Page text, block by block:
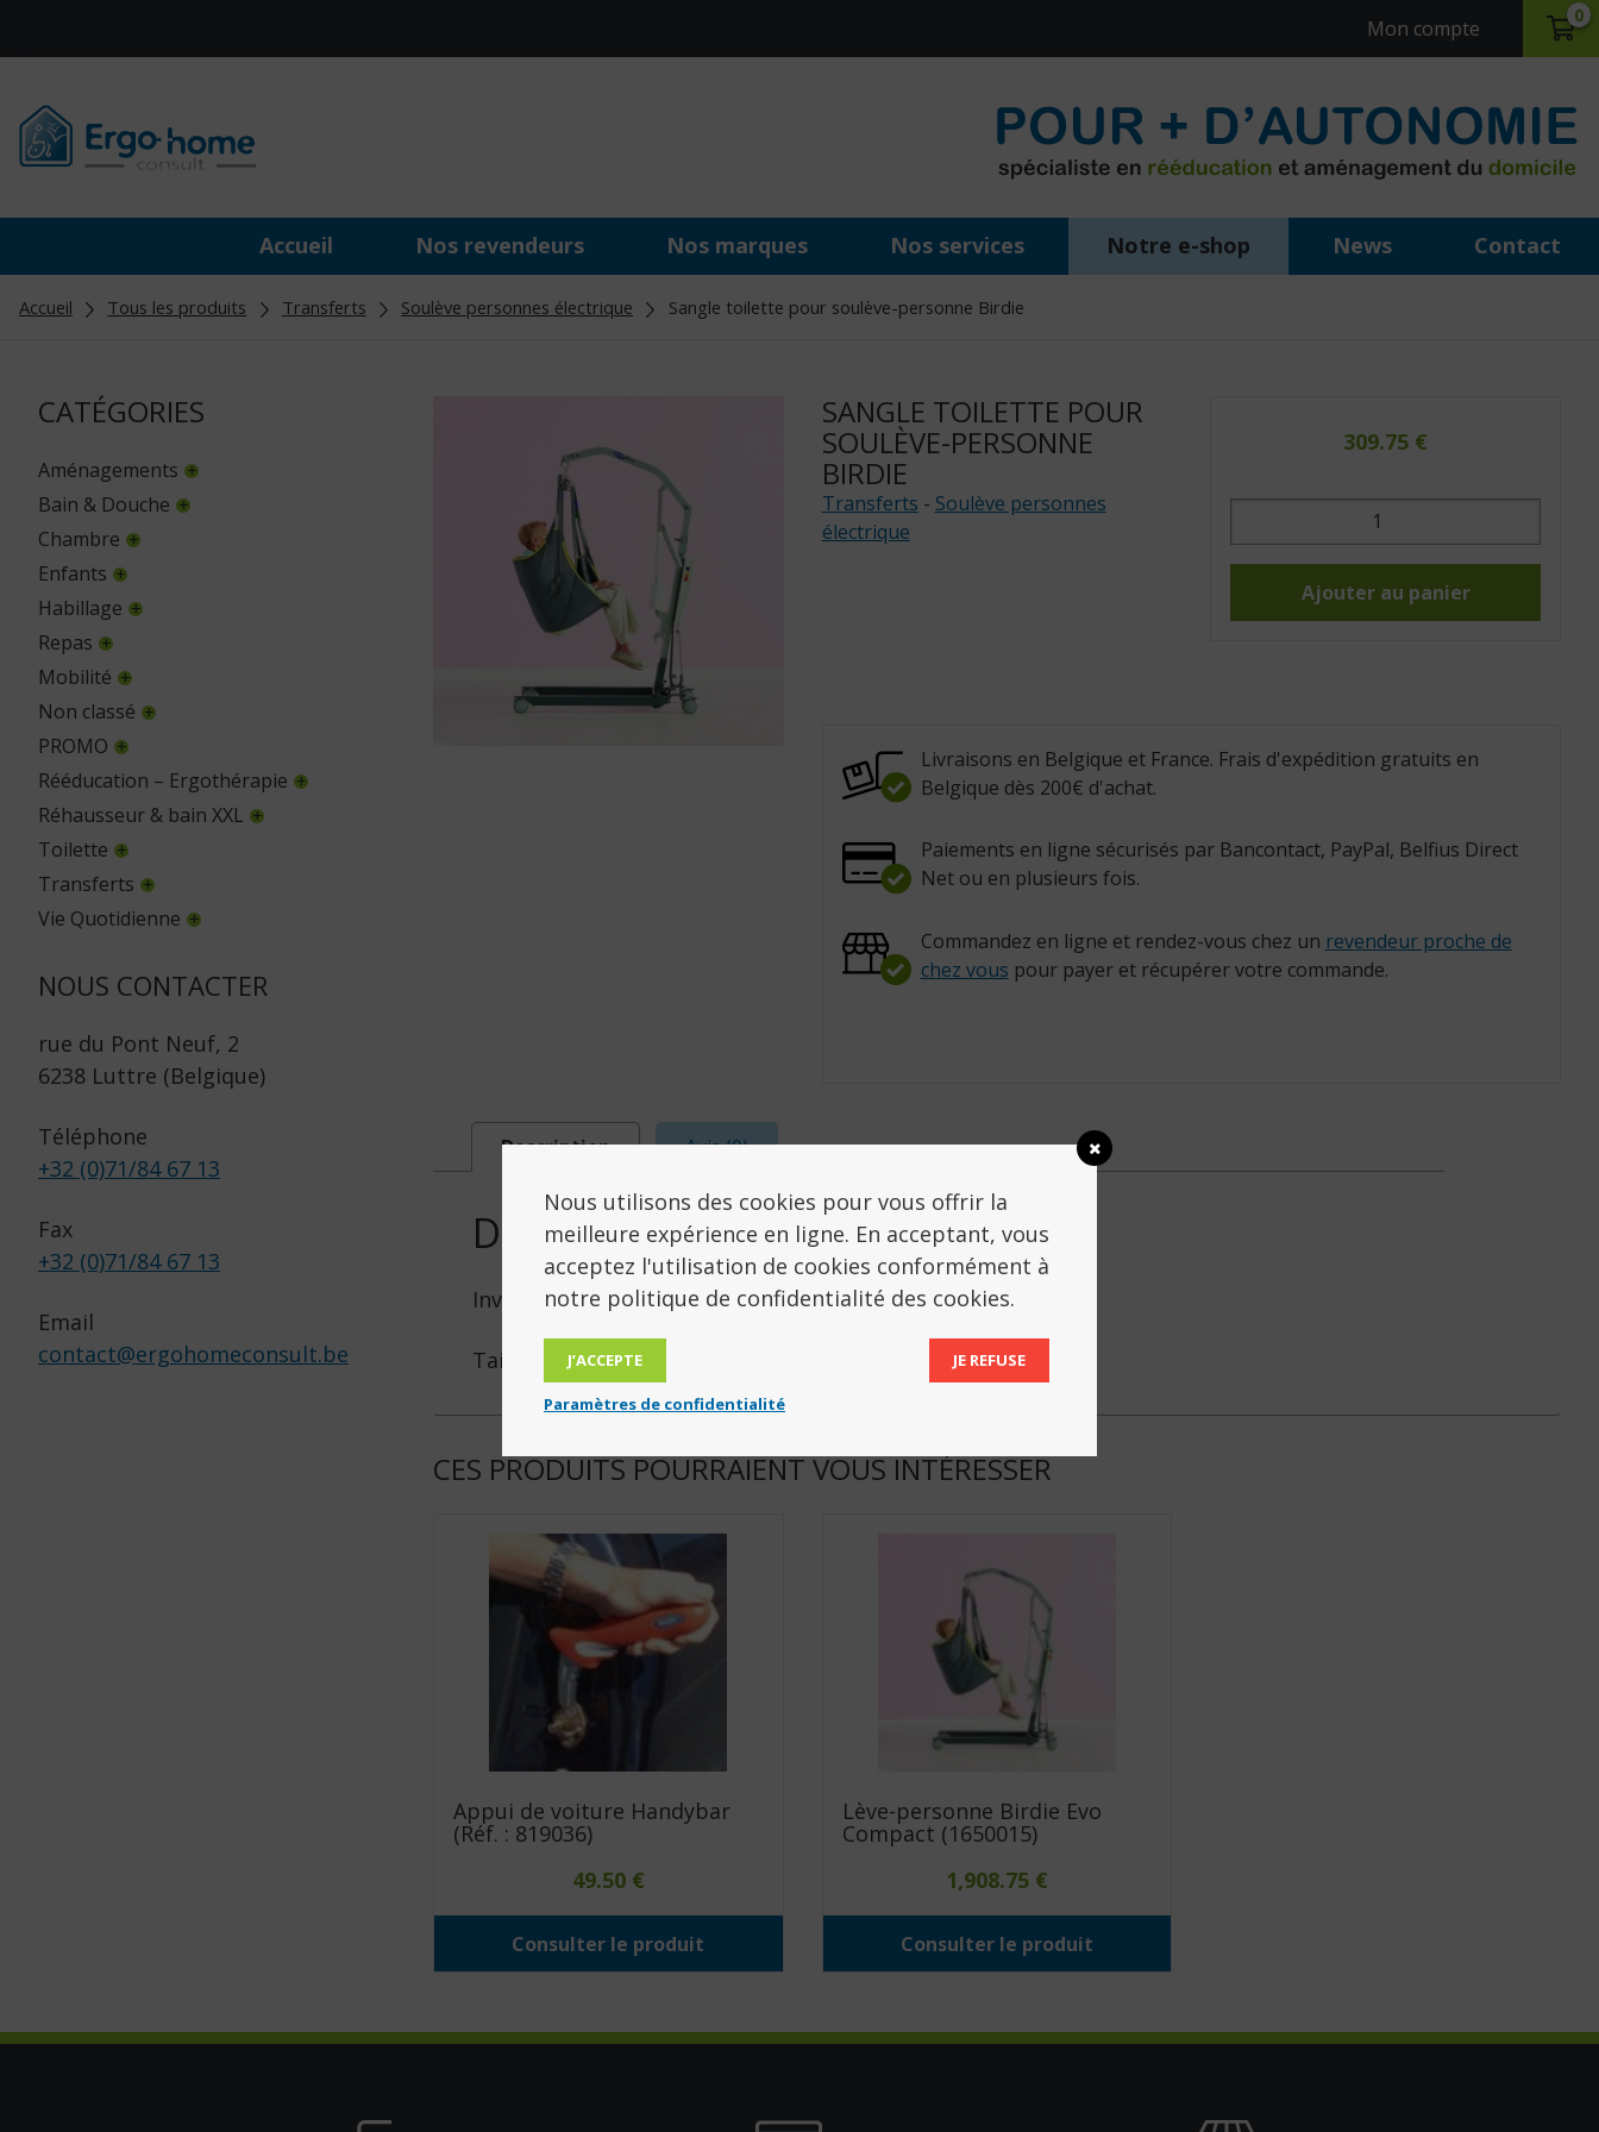
Mon compte
0
Accueil Nos revendeurs Nos marques Nos services Notre e-shop News Contact
Accueil Tous les produits Transferts Soulève personnes électrique Sangle toilette pour soulève-personne Birdie
CATÉGORIES
Aménagements
Bain & Douche
Chambre
Enfants
Habillage
Repas
Mobilité
Non classé
PROMO
Rééducation – Ergothérapie
Réhausseur & bain XXL
Toilette
Transferts
Vie Quotidienne
NOUS CONTACTER
rue du Pont Neuf, 2
6238 Luttre (Belgique)
Téléphone
+32 (0)71/84 67 13
Fax
+32 (0)71/84 67 13
Email
contact@ergohomeconsult.be
SANGLE TOILETTE POUR
SOULÈVE-PERSONNE
BIRDIE
Transferts - Soulève personnes
électrique
309.75 €
quantité
pour
personne
Birdie
Ajouter au panier
Livraisons en Belgique et France. Frais d'expédition gratuits en
Belgique dès 200€ d'achat.
Paiements en ligne sécurisés par Bancontact, PayPal, Belfius Direct
Net ou en plusieurs fois.
Commandez en ligne et rendez-vous chez un revendeur proche de
chez vous pour payer et récupérer votre commande.
Description Avis (0)
DESCRIPTION
Invacare® Sangle Toilette, solide
Taille disponible XS, S, M, L et XL
CES PRODUITS POURRAIENT VOUS INTÉRESSER
Appui de voiture Handybar
(Réf. : 819036)
49.50 €
Consulter le produit
Lève-personne Birdie Evo
Compact (1650015)
1,908.75 €
Consulter le produit
Nous utilisons des cookies pour vous offrir la
meilleure expérience en ligne. En acceptant, vous
acceptez l'utilisation de cookies conformément à
notre politique de confidentialité des cookies.
J’ACCEPTE JE REFUSE
Paramètres de confidentialité